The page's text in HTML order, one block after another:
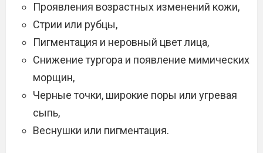
Проявления возрастных изменений кожи,
Стрии или рубцы,
Пигментация и неровный цвет лица,
Снижение тургора и появление мимических
морщин,
Черные точки, широкие поры или угревая
сыпь,
Веснушки или пигментация.